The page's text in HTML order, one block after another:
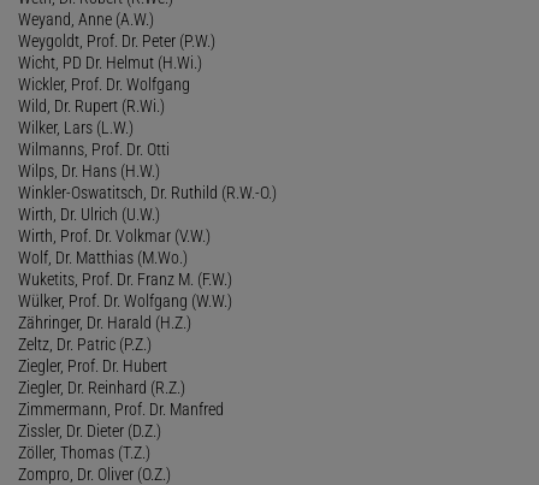
Weyand, Anne (A.W.)
Weygoldt, Prof. Dr. Peter (P.W.)
Wicht, PD Dr. Helmut (H.Wi.)
Wickler, Prof. Dr. Wolfgang
Wild, Dr. Rupert (R.Wi.)
Wilker, Lars (L.W.)
Wilmanns, Prof. Dr. Otti
Wilps, Dr. Hans (H.W.)
Winkler-Oswatitsch, Dr. Ruthild (R.W.-O.)
Wirth, Dr. Ulrich (U.W.)
Wirth, Prof. Dr. Volkmar (V.W.)
Wolf, Dr. Matthias (M.Wo.)
Wuketits, Prof. Dr. Franz M. (F.W.)
Wülker, Prof. Dr. Wolfgang (W.W.)
Zähringer, Dr. Harald (H.Z.)
Zeltz, Dr. Patric (P.Z.)
Ziegler, Prof. Dr. Hubert
Ziegler, Dr. Reinhard (R.Z.)
Zimmermann, Prof. Dr. Manfred
Zissler, Dr. Dieter (D.Z.)
Zöller, Thomas (T.Z.)
Zompro, Dr. Oliver (O.Z.)